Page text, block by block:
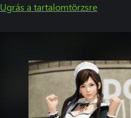
Ugrás a tartalomtörzsre